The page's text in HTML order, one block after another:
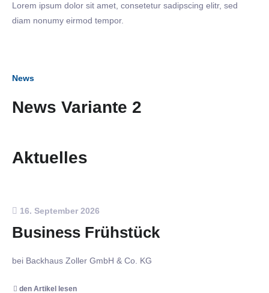
Lorem ipsum dolor sit amet, consetetur sadipscing elitr, sed
diam nonumy eirmod tempor.
News
News Variante 2
Aktuelles
16. September 2026
Business Frühstück
bei Backhaus Zoller GmbH & Co. KG
den Artikel lesen